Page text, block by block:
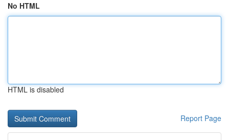
No HTML
HTML is disabled
Report Page